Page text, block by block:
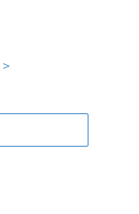
＞